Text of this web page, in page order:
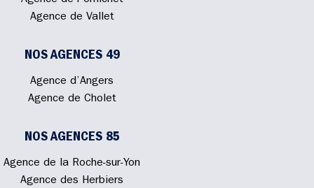
Agence de Vallet
NOS AGENCES 49
Agence d’Angers
Agence de Cholet
NOS AGENCES 85
Agence de la Roche-sur-Yon
Agence des Herbiers